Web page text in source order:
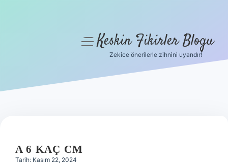
Hakkımızda
menüyüKeskin Fikirler Blogu
Zekice önerilerle zihnini uyandır!
A 6 KAÇ CM
Tarih: Kasım 22, 2024